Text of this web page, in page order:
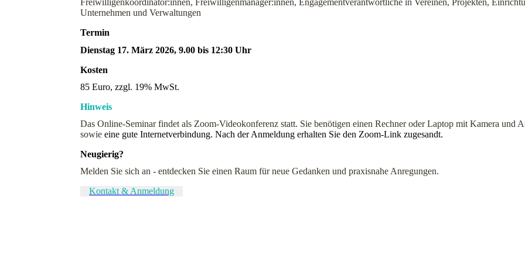
Freiwilligenkoordinator:innen, Freiwilligenmanager:innen, Engagementverantwortliche in Vereinen, Projekten,
Unternehmen und Verwaltungen
Termin
Dienstag 17. März 2026, 9.00 bis 12:30 Uhr
Kosten
85 Euro, zzgl. 19% MwSt.
Hinweis
Das Online-Seminar findet als Zoom-Videokonferenz statt. Sie benötigen einen Rechner oder Laptop mit Kamera und
sowie eine gute Internetverbindung. Nach der Anmeldung erhalten Sie den Zoom-Link zugesandt.
Neugierig?
Melden Sie sich an - entdecken Sie einen Raum für neue Gedanken und praxisnahe Anregungen.
Kontakt & Anmeldung